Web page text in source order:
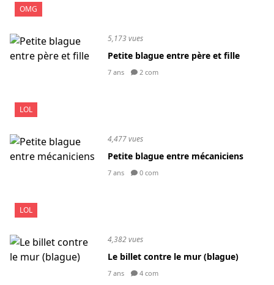
OMG
LOL
5,173 vues
Petite blague entre père et fille
7 ans 2 com
LOL
4,477 vues
Petite blague entre mécaniciens
7 ans 0 com
4,382 vues
Le billet contre le mur (blague)
7 ans 4 com